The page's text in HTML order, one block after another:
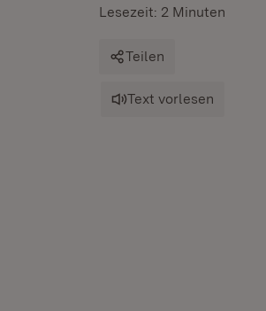
Lesezeit: 2 Minuten
Teilen
Text vorlesen